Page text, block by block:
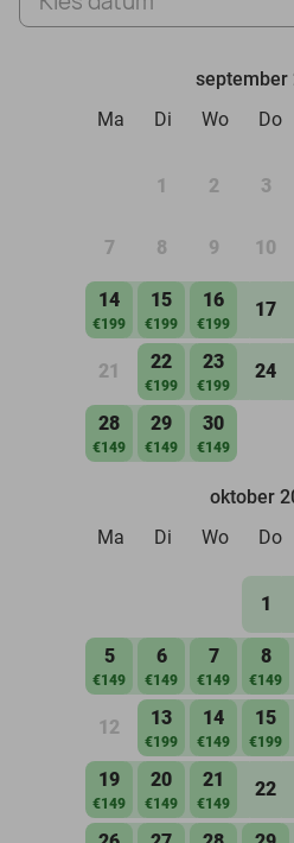
september
Ma
Di Wo Do
1 2 3
7 8 9 10
14
€199
15
€199
16
€199
17
21 22
€199
23
€199
24
28
€149
29
€149
30
€149
oktober
Ma
Di Wo Do
1
5
€149
6
€149
7
€149
8
€149
12 13
€199
14
€149
15
€199
19
€149
20
€149
21
€149
22